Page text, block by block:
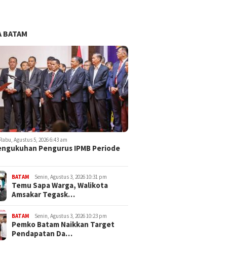
BATAM
Agustus 5, 2026 6:43 am
Pengurus IPMB Periode
BATAM Senin, Agustus 3, 2026 10:31 pm
Temu Sapa Warga, Walikota
Amsakar Tegask…
BATAM Senin, Agustus 3, 2026 10:23 pm
Pemko Batam Naikkan Target
Pendapatan Da…